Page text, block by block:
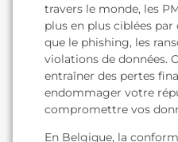
travers le monde, les
plus en plus ciblées par
que le phishing, les
violations de données.
entraîner des pertes
endommager votre
compromettre vos
En Belgique, la